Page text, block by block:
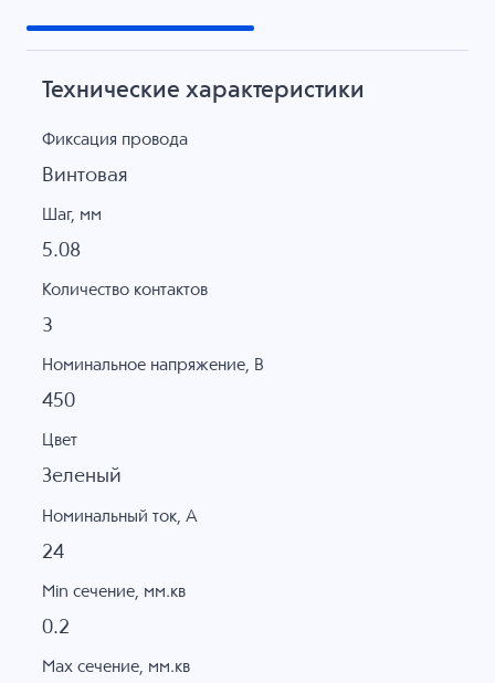
Технические характеристики
Фиксация провода
Винтовая
Шаг, мм
5.08
Количество контактов
3
Номинальное напряжение, B
450
Цвет
Зеленый
Номинальный ток, А
24
Min сечение, мм.кв
0.2
Max сечение, мм.кв